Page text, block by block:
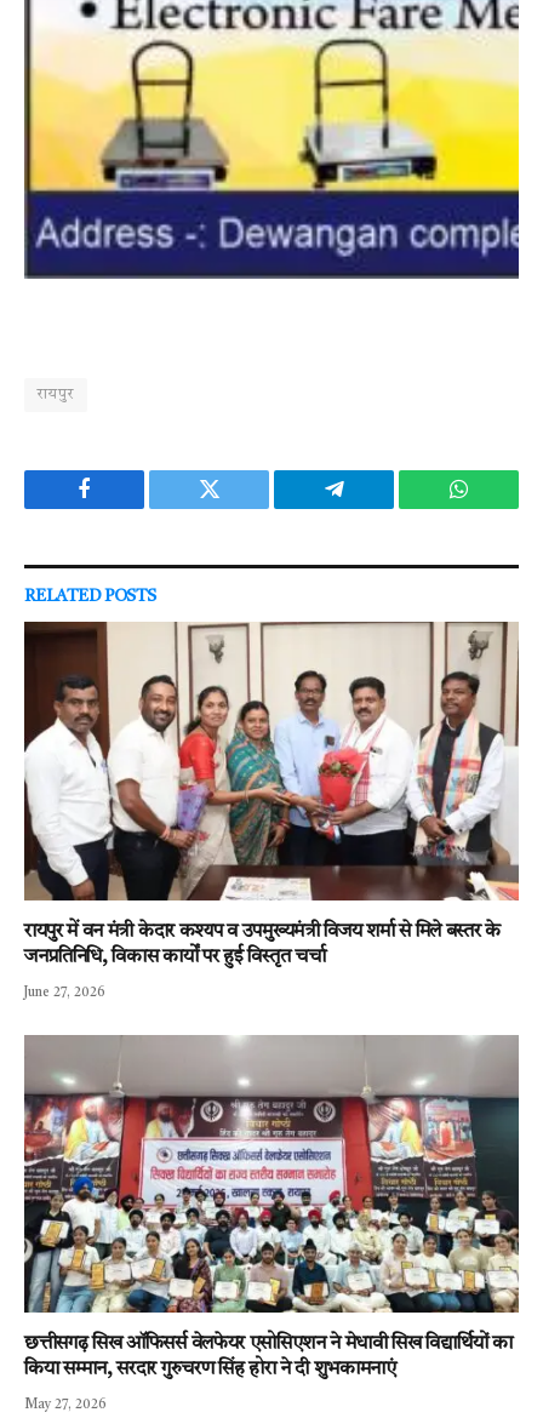
रायपुर
Facebook Twitter Telegram
RELATEDPOSTS
रायपुर में वन मंत्री केदार कश्यप व उपमुख्यमंत्री विजय शर्मा से मिले बस्तर के
जनप्रतिनिधि, विकास कार्यों पर हुई विस्तृत चर्चा
June 27, 2026
छत्तीसगढ़ सिख ऑफिसर्स वेलफेयर एसोसिएशन ने मेधावी सिख विद्यार्थियों का
किया सम्मान, सरदार गुरुचरण सिंह होरा ने दी शुभकामनाएं
May 27, 2026